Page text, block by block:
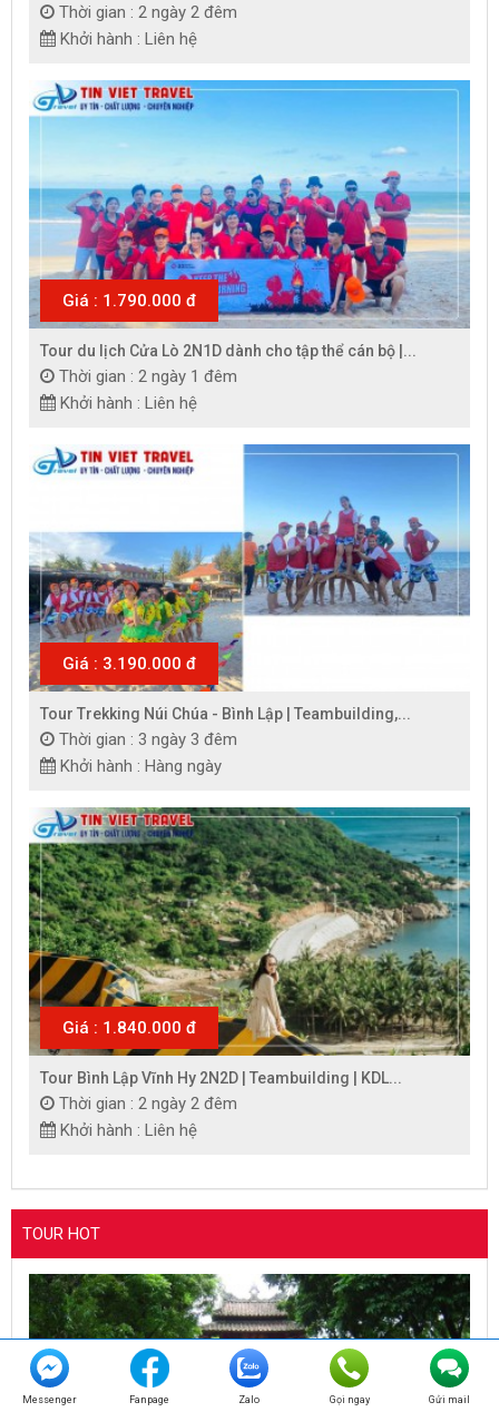
Thời gian : 2 ngày 2 đêm
Khởi hành : Liên hệ
Giá : 1.790.000 đ
Tour du lịch Cửa Lò 2N1D dành cho tập thể cán bộ |...
Thời gian : 2 ngày 1 đêm
Khởi hành : Liên hệ
Giá : 3.190.000 đ
Tour Trekking Núi Chúa - Bình Lập | Teambuilding,...
Thời gian : 3 ngày 3 đêm
Khởi hành : Hàng ngày
Giá : 1.840.000 đ
Tour Bình Lập Vĩnh Hy 2N2D | Teambuilding | KDL...
Thời gian : 2 ngày 2 đêm
Khởi hành : Liên hệ
TOUR HOT
Messenger Fanpage Zalo Gọi ngay Gửi mail